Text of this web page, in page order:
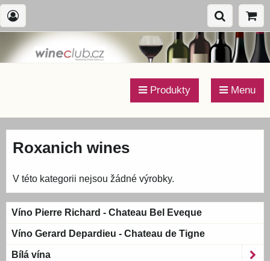
Produkty Menu
Roxanich wines
V této kategorii nejsou žádné výrobky.
Víno Pierre Richard - Chateau Bel Eveque
Víno Gerard Depardieu - Chateau de Tigne
Bílá vína